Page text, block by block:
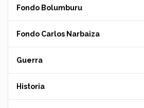
Fondo Bolumburu
Fondo Carlos Narbaiza
Guerra
Historia